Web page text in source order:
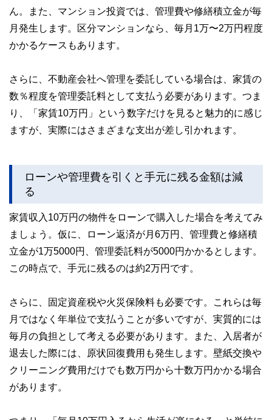
ん。また、マンション投資では、管理費や修繕積立金が毎
月発生します。区分マンションなら、毎月1万〜2万円程度
かかるケースもあります。
さらに、不動産会社へ管理を委託している場合は、家賃の
数％程度を管理委託料として支払う必要があります。つま
り、「家賃10万円」という数字だけを見ると魅力的に感じ
ますが、実際にはさまざまな支出が差し引かれます。
ローンや管理費を引くと手元に残る金額は減
る
家賃収入10万円の物件をローンで購入した場合を考えてみ
ましょう。仮に、ローン返済が月6万円、管理費と修繕積
立金が1万5000円、管理委託料が5000円かかるとします。
この時点で、手元に残るのは約2万円です。
さらに、固定資産税や火災保険料も必要です。これらは毎
月ではなく年単位で支払うことが多いですが、実質的には
毎月の負担として考える必要があります。また、入居者が
退去した際には、原状回復費用も発生します。壁紙交換や
クリーニング費用だけでも数万円から十数万円かかる場合
があります。